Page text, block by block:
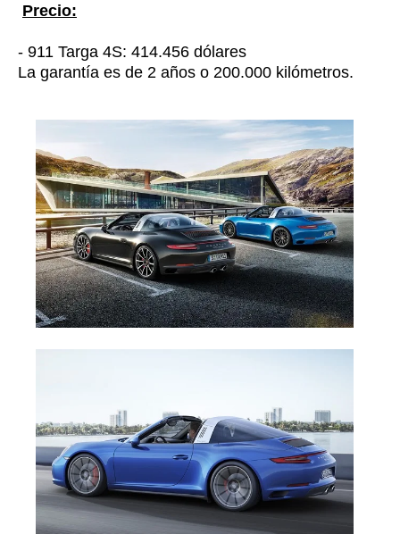
Precio:
- 911 Targa 4S: 414.456 dólares
La garantía es de 2 años o 200.000 kilómetros.